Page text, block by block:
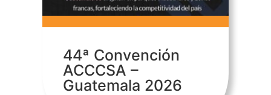
44ª Convención
ACCCSA –
Guatemala 2026